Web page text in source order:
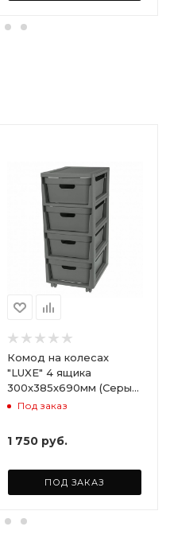
Комод на колесах
"LUXE" 4 ящика
300х385х690мм (Серый)
ARD258086
Под заказ
1 750 руб.
ПОД ЗАКАЗ